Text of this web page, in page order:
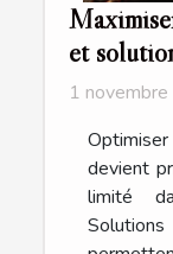
et
1
devient
limité